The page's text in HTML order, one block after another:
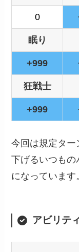
0
眠り
+999
狂戦士
+999
今回は規定ター
下げるいつも
になっています
アビリティ